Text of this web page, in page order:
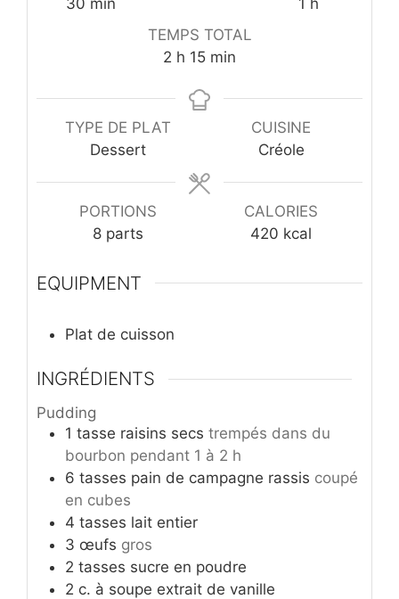
30 min
1 h
TEMPS TOTAL
2 heures
h 15minutes
min
TYPE DE PLAT
Dessert
CUISINE
Créole
PORTIONS
8 parts
CALORIES
420 kcal
EQUIPMENT
Plat de cuisson
INGRÉDIENTS
Pudding
1 tasse raisins secs trempés dans du
bourbon pendant 1 à 2 h
6 tasses pain de campagne rassis coupé
en cubes
4 tasses lait entier
3 œufs gros
2 tasses sucre en poudre
2 c. à soupe extrait de vanille